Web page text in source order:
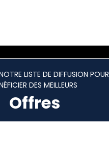
LISTE DE DIFFUSION POUR
DES MEILLEURS
Offres